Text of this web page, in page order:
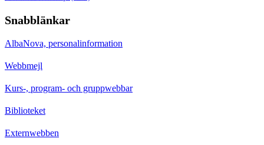
Snabblänkar
AlbaNova, personalinformation
Webbmejl
Kurs-, program- och gruppwebbar
Biblioteket
Externwebben